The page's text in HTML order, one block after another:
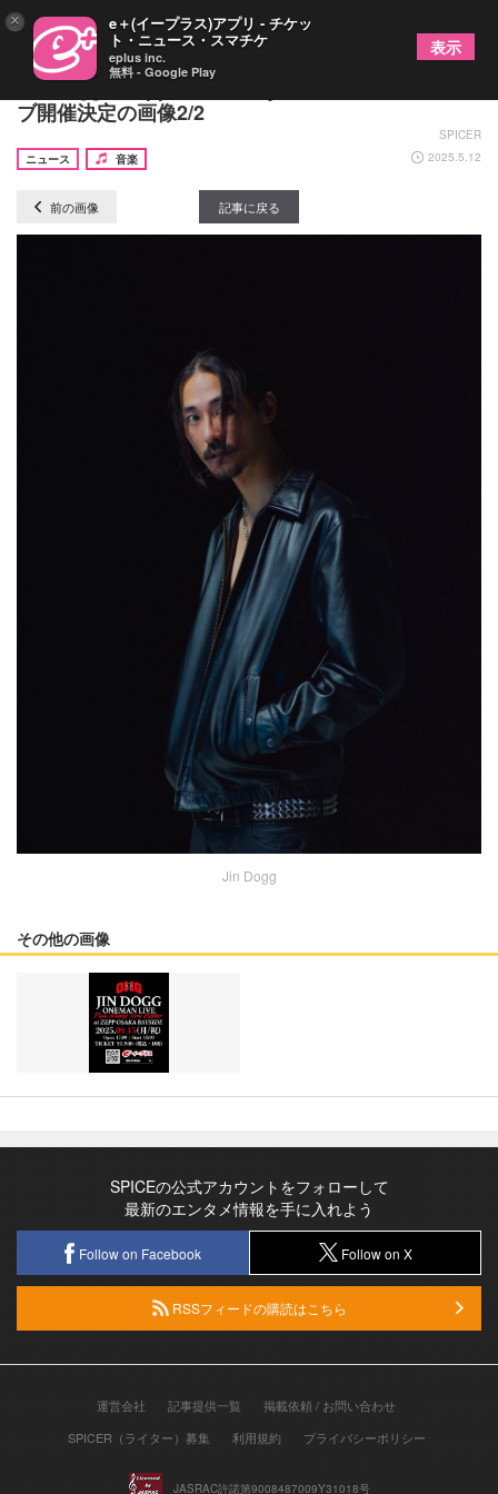
Jin Dogg、Zepp Osaka Baysideにてワンマンライ
ブ開催決定の画像2/2
SPICER
ニュース
音楽 2025.5.12
前の画像 記事に戻る
Jin Dogg
その他の画像
SPICEの公式アカウントをフォローして
最新のエンタメ情報を手に入れよう
Follow on Facebook Follow on X
RSSフィードの購読はこちら
運営会社 記事提供一覧
掲載依頼 / お問い合わせ
SPICER（ライター）募集
利用規約 プライバシーポリシー
JASRAC許諾第9008487009Y31018号
× e＋(イープラス)アプリ - チケッ
ト・ニュース・スマチケ
eplus inc.
無料 - Google Play
表示